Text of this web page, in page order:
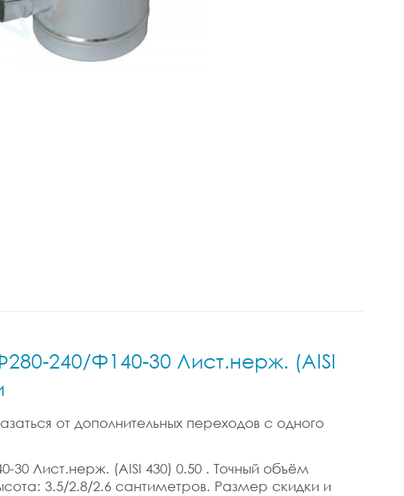
240/Ф140-30 Лист.нерж. (AISI
от дополнительных переходов с одного
30 Лист.нерж. (AISI 430) 0.50 . Точный объём
3.5/2.8/2.6 сантиметров. Размер скидки и